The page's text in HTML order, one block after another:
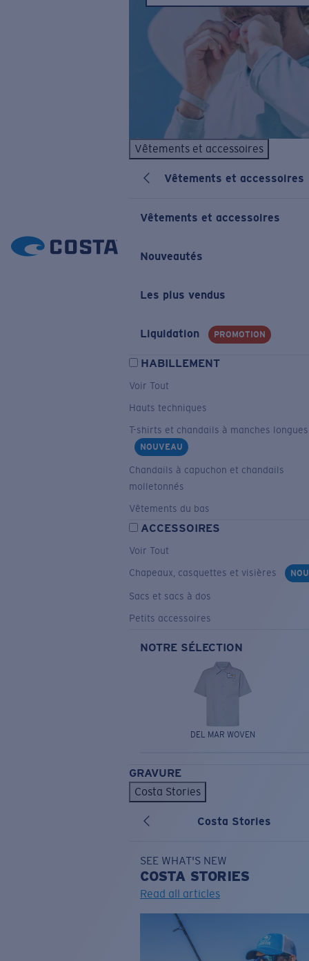
Vêtements et accessoires
Vêtements et accessoires
Vêtements et accessoires
Nouveautés
Les plus vendus
Liquidation PROMOTION
HABILLEMENT
Voir Tout
Hauts techniques
T-shirts et chandails à manches longues
NOUVEAU
Chandails à capuchon et chandails
molletonnés
Vêtements du bas
ACCESSOIRES
Voir Tout
Chapeaux, casquettes et visières
Sacs et sacs à dos
Petits accessoires
NOTRE SÉLECTION
DEL MAR WOVEN
GRAVURE
Costa Stories
Costa Stories
SEE WHAT'S NEW
COSTA STORIES
Read all articles